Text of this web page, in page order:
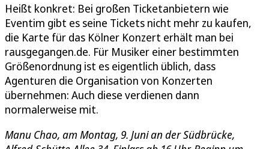
Heißt konkret: Bei großen Ticketanbietern wie
Eventim gibt es seine Tickets nicht mehr zu kaufen,
die Karte für das Kölner Konzert erhält man bei
rausgegangen.de. Für Musiker einer bestimmten
Größenordnung ist es eigentlich üblich, dass
Agenturen die Organisation von Konzerten
übernehmen: Auch diese verdienen dann
normalerweise mit.
Manu Chao, am Montag, 9. Juni an der Südbrücke,